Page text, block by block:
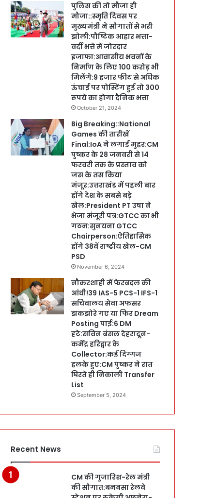
पुलिस की तो मौजा ही
मौजा::स्मृति दिवस पर
मुख्यमंत्री ने सौगातों से भरी
झोली:पौष्टिक आहार भत्ता-
वर्दी भत्ते में जोरदार
इजाफा:आवासीय भवनों के
निर्माण के लिए 100 करोड़ भी
मिलेंगे:9 हजार फीट से अधिक
ऊंचाई पर पोस्टिंग हुई तो 300
रूपये का होगा दैनिक भत्ता
October 21, 2024
Big Breaking::National
Games की तारीखें
Final:IoA ने लगाईं मुहर:CM
पुष्कर के 28 जनवरी से 14
फरवरी तक के प्रस्ताव को
जस के तस किया
मंजूर:उत्तराखंड में पहली बार
होंगे देश के सबसे बड़े
खेल:President PT उषा ने
भेजा मंजूरी पत्र:GTCC का भी
गठन:सुनयना GTCC
Chairperson:ऐतिहासिक
होंगे 38वें राष्ट्रीय खेल-CM
PSD
November 6, 2024
नौकरशाही में फेरबदल की
आंधी!39 IAS-5 PCS-1 IFS-1
सचिवालय सेवा अफसर
झकझोरे गए या फिर Dream
Posting पाई:6 DM
हटे:सविन बंसल देहरादून-
कर्मेंद्र हरिद्वार के
Collector:कई दिग्गज
हलके हुए:CM पुष्कर ने रात
घिरते ही निकाली Transfer
List
September 5, 2024
Recent News
CM की गुजारिश-रेल मंत्री
की सौगात:बनबसा रेलवे